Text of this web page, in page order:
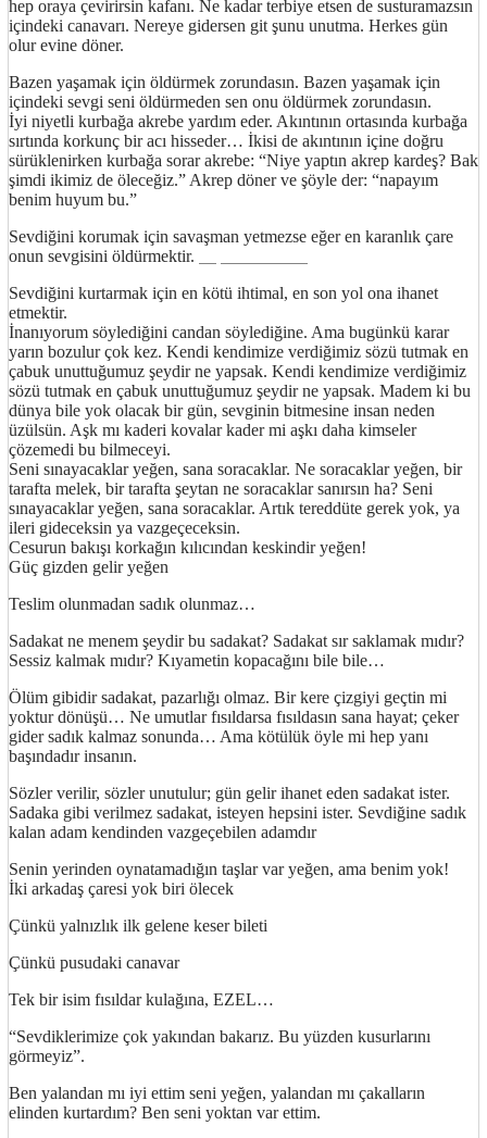
hep oraya çevirirsin kafanı. Ne kadar terbiye etsen de susturamazsın
içindeki canavarı. Nereye gidersen git şunu unutma. Herkes gün
olur evine döner.
Bazen yaşamak için öldürmek zorundasın. Bazen yaşamak için
içindeki sevgi seni öldürmeden sen onu öldürmek zorundasın.
İyi niyetli kurbağa akrebe yardım eder. Akıntının ortasında kurbağa
sırtında korkunç bir acı hisseder… İkisi de akıntının içine doğru
sürüklenirken kurbağa sorar akrebe: “Niye yaptın akrep kardeş? Bak
şimdi ikimiz de öleceğiz.” Akrep döner ve şöyle der: “napayım
benim huyum bu.”
Sevdiğini korumak için savaşman yetmezse eğer en karanlık çare
onun sevgisini öldürmektir.
Sevdiğini kurtarmak için en kötü ihtimal, en son yol ona ihanet
etmektir.
İnanıyorum söylediğini candan söylediğine. Ama bugünkü karar
yarın bozulur çok kez. Kendi kendimize verdiğimiz sözü tutmak en
çabuk unuttuğumuz şeydir ne yapsak. Kendi kendimize verdiğimiz
sözü tutmak en çabuk unuttuğumuz şeydir ne yapsak. Madem ki bu
dünya bile yok olacak bir gün, sevginin bitmesine insan neden
üzülsün. Aşk mı kaderi kovalar kader mi aşkı daha kimseler
çözemedi bu bilmeceyi.
Seni sınayacaklar yeğen, sana soracaklar. Ne soracaklar yeğen, bir
tarafta melek, bir tarafta şeytan ne soracaklar sanırsın ha? Seni
sınayacaklar yeğen, sana soracaklar. Artık tereddüte gerek yok, ya
ileri gideceksin ya vazgeçeceksin.
Cesurun bakışı korkağın kılıcından keskindir yeğen!
Güç gizden gelir yeğen
Teslim olunmadan sadık olunmaz…
Sadakat ne menem şeydir bu sadakat? Sadakat sır saklamak mıdır?
Sessiz kalmak mıdır? Kıyametin kopacağını bile bile…
Ölüm gibidir sadakat, pazarlığı olmaz. Bir kere çizgiyi geçtin mi
yoktur dönüşü… Ne umutlar fısıldarsa fısıldasın sana hayat; çeker
gider sadık kalmaz sonunda… Ama kötülük öyle mi hep yanı
başındadır insanın.
Sözler verilir, sözler unutulur; gün gelir ihanet eden sadakat ister.
Sadaka gibi verilmez sadakat, isteyen hepsini ister. Sevdiğine sadık
kalan adam kendinden vazgeçebilen adamdır
Senin yerinden oynatamadığın taşlar var yeğen, ama benim yok!
İki arkadaş çaresi yok biri ölecek
Çünkü yalnızlık ilk gelene keser bileti
Çünkü pusudaki canavar
Tek bir isim fısıldar kulağına, EZEL…
“Sevdiklerimize çok yakından bakarız. Bu yüzden kusurlarını
görmeyiz”.
Ben yalandan mı iyi ettim seni yeğen, yalandan mı çakalların
elinden kurtardım? Ben seni yoktan var ettim.